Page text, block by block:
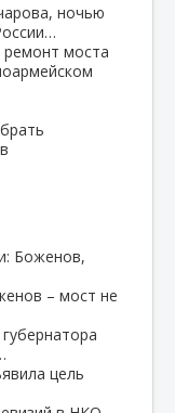
ночью
ремонт моста
Боженов,
цель